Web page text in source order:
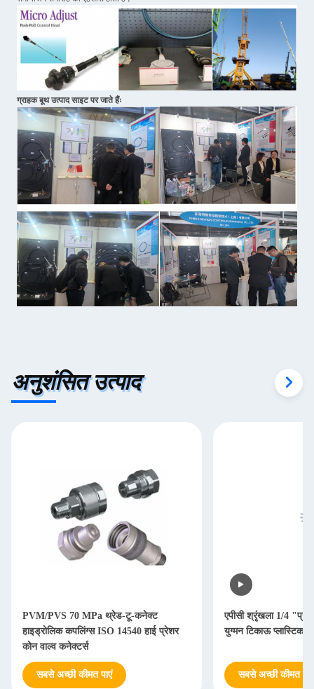
ग्राहक बूथ उत्पाद साइट पर जाते हैंः
अनुशंसित उत्पाद
PVM/PVS 70 MPa थ्रेड-टू-कनेक्ट
हाइड्रोलिक कपलिंग्स ISO 14540 हाई प्रेशर
कोन वाल्व कनेक्टर्स
सबसे अच्छी कीमत पाएं
एपीसी श्रृंखला 1/4
युग्मन टिकाऊ प्लास्टिक
सबसे अच्छी कीमत पाएं